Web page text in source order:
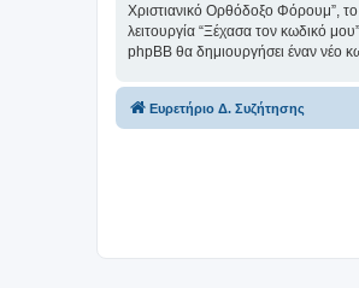
Χριστιανικό Ορθόδοξο Φόρουμ”,
λειτουργία “Ξέχασα τον κωδικό
phpBB θα δημιουργήσει έναν νέο
Ευρετήριο Δ. Συζήτησης